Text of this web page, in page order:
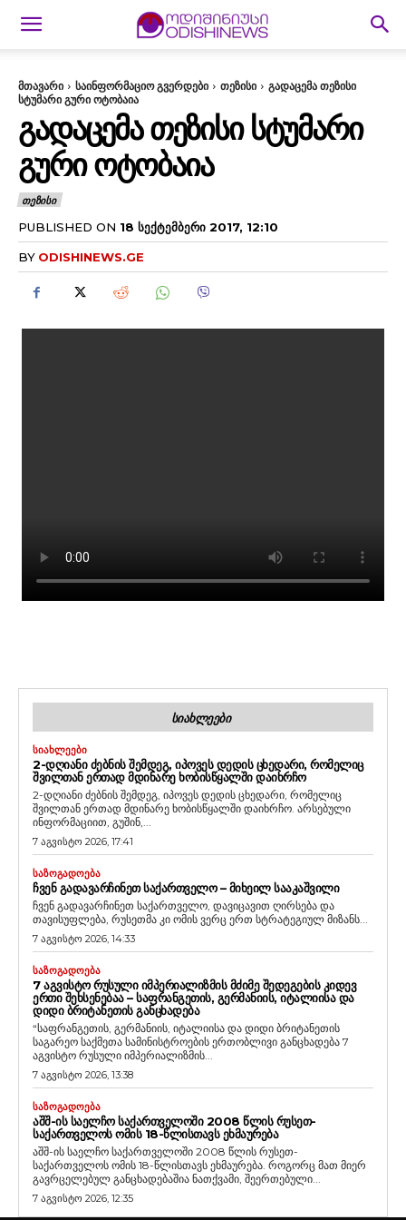
მთავარი საინფორმაციო გვერდები თეზისი
გადაცემა თეზისი
სტუმარი გური ოტობაია
ᲒᲐᲓᲐᲪᲔᲛᲐ ᲗᲔᲖᲘᲡᲘ ᲡᲢᲣᲛᲐᲠᲘ
ᲒᲣᲠᲘ ᲝᲢᲝᲑᲐᲘᲐ
ᲗᲔᲖᲘᲡᲘ
PUBLISHED ON 18 ᲡᲔᲥᲢᲔᲛᲑᲔᲠᲘ 2017, 12:10
BY ODISHINEWS.GE
ᲡᲘᲐᲮᲚᲔᲔᲑᲘ
ᲡᲘᲐᲮᲚᲔᲔᲑᲘ
2-ᲓᲦᲘᲐᲜᲘ ᲫᲔᲑᲜᲘᲡ ᲨᲔᲛᲓᲔᲒ, ᲘᲞᲝᲕᲔᲡ ᲓᲔᲓᲘᲡ ᲪᲮᲔᲓᲐᲠᲘ, ᲠᲝᲛᲔᲚᲘᲪ
ᲨᲕᲘᲚᲗᲐᲜ ᲔᲠᲗᲐᲓ ᲛᲓᲘᲜᲐᲠᲔ ᲮᲝᲑᲘᲡᲬᲧᲐᲚᲨᲘ ᲓᲐᲘᲮᲠᲩᲝ
2-დღიანი ძებნის შემდეგ, იპოვეს დედის ცხედარი, რომელიც
შვილთან ერთად მდინარე ხობისწყალში დაიხრჩო. არსებული
ინფორმაციით, გუშინ,...
7 აგვისტო 2026, 17:41
ᲡᲐᲖᲝᲒᲐᲓᲝᲔᲑᲐ
ᲩᲕᲔᲜ ᲒᲐᲓᲐᲕᲐᲠᲩᲘᲜᲔᲗ ᲡᲐᲥᲐᲠᲗᲕᲔᲚᲝ – ᲛᲘᲮᲔᲘᲚ ᲡᲐᲐᲙᲐᲨᲕᲘᲚᲘ
ჩვენ გადავარჩინეთ საქართველო, დავიცავით ღირსება და
თავისუფლება, რუსეთმა კი ომის ვერც ერთ სტრატეგიულ მიზანს...
7 აგვისტო 2026, 14:33
ᲡᲐᲖᲝᲒᲐᲓᲝᲔᲑᲐ
7 ᲐᲒᲕᲘᲡᲢᲝ ᲠᲣᲡᲣᲚᲘ ᲘᲛᲞᲔᲠᲘᲐᲚᲘᲖᲛᲘᲡ ᲛᲫᲘᲛᲔ ᲨᲔᲓᲔᲒᲔᲑᲘᲡ ᲙᲘᲓᲔᲕ
ᲔᲠᲗᲘ ᲨᲔᲮᲡᲔᲜᲔᲑᲐᲐ – ᲡᲐᲤᲠᲐᲜᲒᲔᲗᲘᲡ, ᲒᲔᲠᲛᲐᲜᲘᲘᲡ, ᲘᲢᲐᲚᲘᲘᲡᲐ ᲓᲐ
ᲓᲘᲓᲘ ᲑᲠᲘᲢᲐᲜᲔᲗᲘᲡ ᲒᲐᲜᲪᲮᲐᲓᲔᲑᲐ
“საფრანგეთის, გერმანიის, იტალიისა და დიდი ბრიტანეთის
საგარეო საქმეთა სამინისტროების ერთობლივი განცხადება 7
აგვისტო რუსული იმპერიალიზმის...
7 აგვისტო 2026, 13:38
ᲡᲐᲖᲝᲒᲐᲓᲝᲔᲑᲐ
ᲐᲨᲨ-ᲘᲡ ᲡᲐᲔᲚᲩᲝ ᲡᲐᲥᲐᲠᲗᲕᲔᲚᲝᲨᲘ 2008 ᲬᲚᲘᲡ ᲠᲣᲡᲔᲗ-
ᲡᲐᲥᲐᲠᲗᲕᲔᲚᲝᲡ ᲝᲛᲘᲡ 18-ᲬᲚᲘᲡᲗᲐᲕᲡ ᲔᲮᲛᲐᲣᲠᲔᲑᲐ
აშშ-ის საელჩო საქართველოში 2008 წლის რუსეთ-
საქართველოს ომის 18-წლისთავს ეხმაურება. როგორც მათ მიერ
გავრცელებულ განცხადებაშია ნათქვამი, შეერთებული...
7 აგვისტო 2026, 12:35